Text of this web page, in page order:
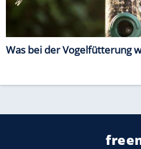
Was bei der Vogelfütterung